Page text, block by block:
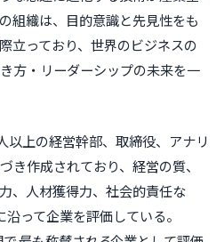
組織は、目的意識と先見性をも
立っており、世界のビジネスの
方・リーダーシップの未来を一
以上の経営幹部、取締役、アナリ
き作成されており、経営の質、
、人材獲得力、社会的責任な
って企業を評価している。